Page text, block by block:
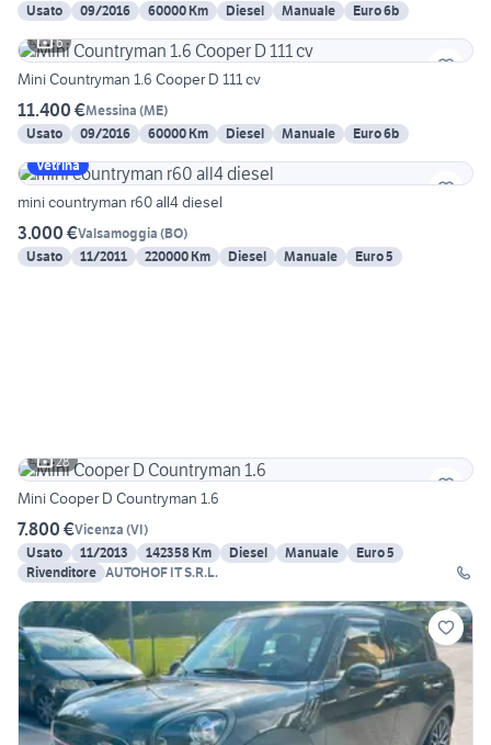
Usato
09/2016 60000 Km Diesel Manuale
Euro 6b
6
Mini Countryman 1.6 Cooper D 111 cv
11.400 €Messina (ME)
Usato
09/2016 60000 Km Diesel Manuale
Euro 6b
Vetrina
mini countryman r60 all4 diesel
3.000 €Valsamoggia (BO)
Usato
11/2011 220000 Km Diesel Manuale Euro 5
28
Mini Cooper D Countryman 1.6
7.800 €Vicenza (VI)
Usato
11/2013 142358 Km Diesel Manuale
Euro 5
Rivenditore
AUTOHOF IT S.R.L.